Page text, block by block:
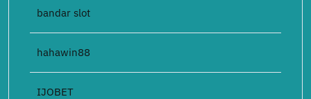
bandar slot
hahawin88
IJOBET